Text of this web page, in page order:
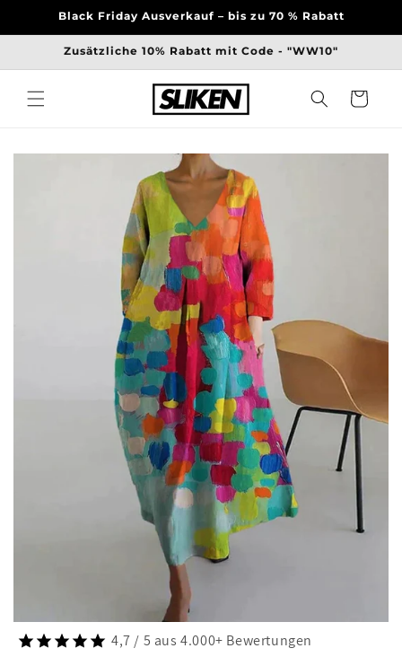
Inhalt
Black Friday Ausverkauf – bis zu 70 % Rabatt
Zusätzliche 10% Rabatt mit Code - "WW10"
Warenkorb
4,7 / 5 aus 4.000+ Bewertungen